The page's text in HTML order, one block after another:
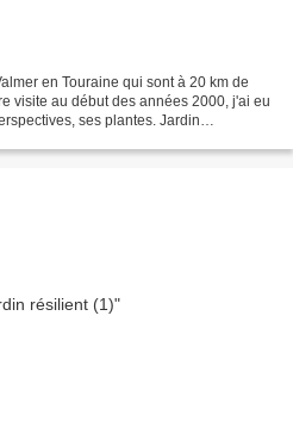
en Touraine qui sont à 20 km de
visite au début des années 2000, j'ai eu
ses plantes. Jardin